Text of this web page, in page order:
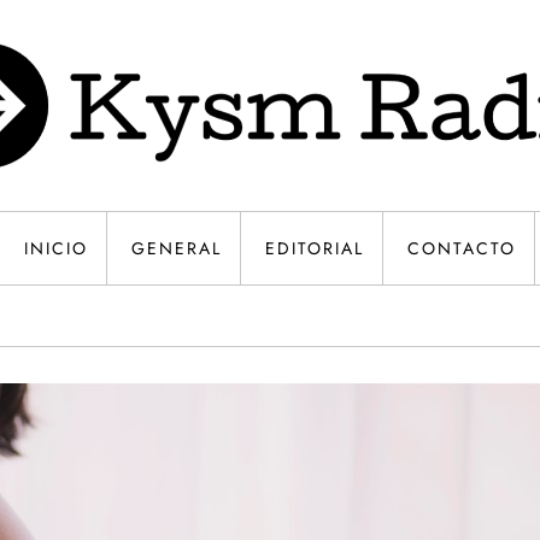
INICIO GENERAL EDITORIAL CONTACTO